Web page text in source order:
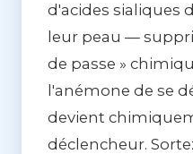
d'acides sialiques
leur peau —
de passe »
l'anémone de se
devient
déclencheur.